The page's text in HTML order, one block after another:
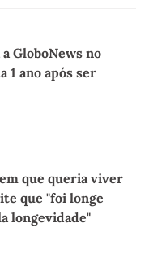
GloboNews no
1 ano após ser
que queria viver
que "foi longe
longevidade"